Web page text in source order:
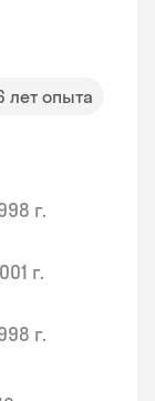
лет опыта
г.
г.
г.